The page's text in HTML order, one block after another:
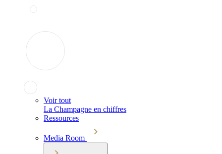
Voir tout
La Champagne en chiffres
Ressources
Media Room